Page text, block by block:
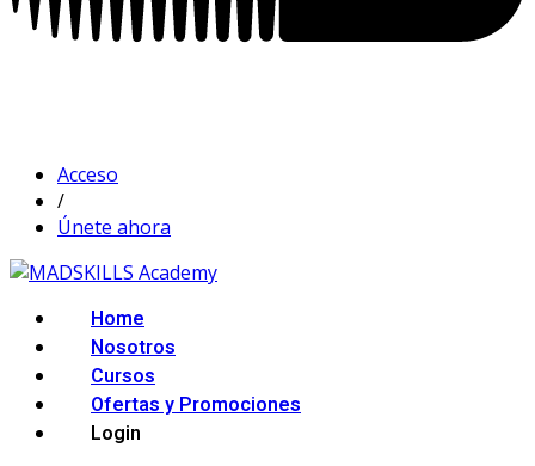
Acceso
/
Únete ahora
Home
Nosotros
Cursos
Ofertas y Promociones
Login